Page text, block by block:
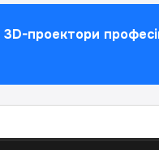
3D-проектори